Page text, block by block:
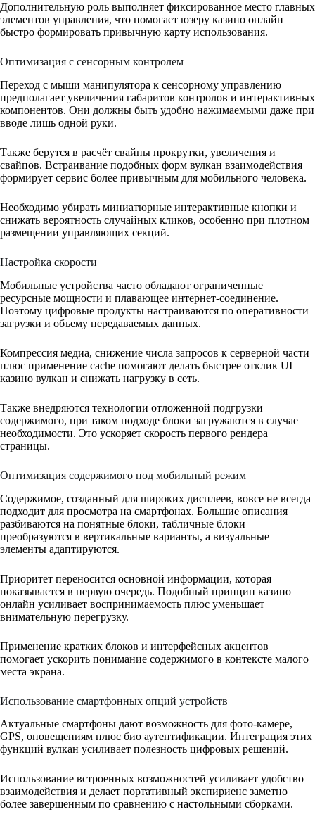
Дополнительную роль выполняет фиксированное место главных
элементов управления, что помогает юзеру казино онлайн
быстро формировать привычную карту использования.
Оптимизация с сенсорным контролем
Переход с мыши манипулятора к сенсорному управлению
предполагает увеличения габаритов контролов и интерактивных
компонентов. Они должны быть удобно нажимаемыми даже при
вводе лишь одной руки.
Также берутся в расчёт свайпы прокрутки, увеличения и
свайпов. Встраивание подобных форм вулкан взаимодействия
формирует сервис более привычным для мобильного человека.
Необходимо убирать миниатюрные интерактивные кнопки и
снижать вероятность случайных кликов, особенно при плотном
размещении управляющих секций.
Настройка скорости
Мобильные устройства часто обладают ограниченные
ресурсные мощности и плавающее интернет-соединение.
Поэтому цифровые продукты настраиваются по оперативности
загрузки и объему передаваемых данных.
Компрессия медиа, снижение числа запросов к серверной части
плюс применение cache помогают делать быстрее отклик UI
казино вулкан и снижать нагрузку в сеть.
Также внедряются технологии отложенной подгрузки
содержимого, при таком подходе блоки загружаются в случае
необходимости. Это ускоряет скорость первого рендера
страницы.
Оптимизация содержимого под мобильный режим
Содержимое, созданный для широких дисплеев, вовсе не всегда
подходит для просмотра на смартфонах. Большие описания
разбиваются на понятные блоки, табличные блоки
преобразуются в вертикальные варианты, а визуальные
элементы адаптируются.
Приоритет переносится основной информации, которая
показывается в первую очередь. Подобный принцип казино
онлайн усиливает воспринимаемость плюс уменьшает
внимательную перегрузку.
Применение кратких блоков и интерфейсных акцентов
помогает ускорить понимание содержимого в контексте малого
места экрана.
Использование смартфонных опций устройств
Актуальные смартфоны дают возможность для фото-камере,
GPS, оповещениям плюс био аутентификации. Интеграция этих
функций вулкан усиливает полезность цифровых решений.
Использование встроенных возможностей усиливает удобство
взаимодействия и делает портативный экспириенс заметно
более завершенным по сравнению с настольными сборками.